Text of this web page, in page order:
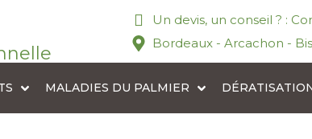
Un devis, un conseil ? :
Bordeaux - Arcachon -
MALADIES DU PALMIER